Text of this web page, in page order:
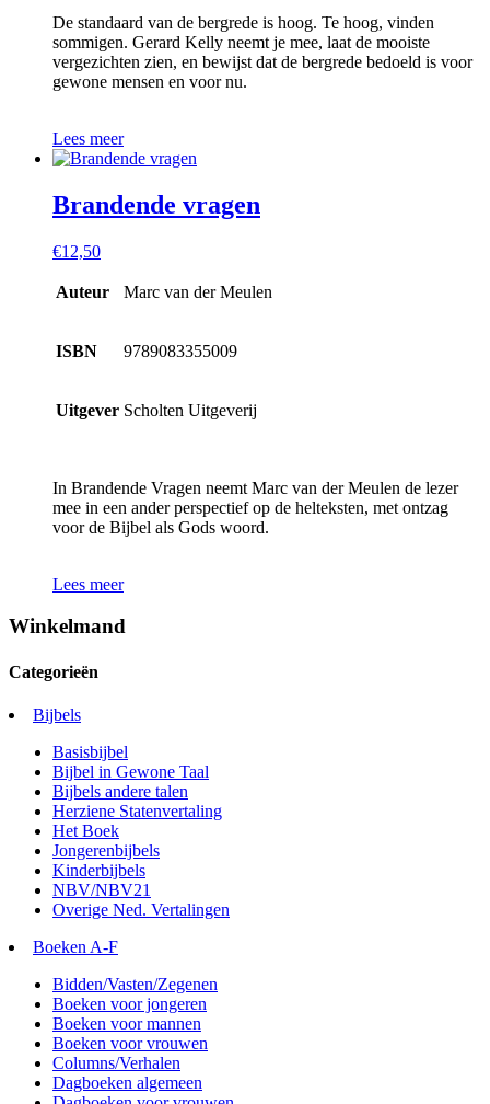
De standaard van de bergrede is hoog. Te hoog, vinden
sommigen. Gerard Kelly neemt je mee, laat de mooiste
vergezichten zien, en bewijst dat de bergrede bedoeld is voor
gewone mensen en voor nu.
Lees meer
Brandende vragen
€12,50
Auteur Marc van der Meulen
ISBN 9789083355009
Uitgever Scholten Uitgeverij
In Brandende Vragen neemt Marc van der Meulen de lezer
mee in een ander perspectief op de helteksten, met ontzag
voor de Bijbel als Gods woord.
Lees meer
Winkelmand
Categorieën
Bijbels
Basisbijbel
Bijbel in Gewone Taal
Bijbels andere talen
Herziene Statenvertaling
Het Boek
Jongerenbijbels
Kinderbijbels
NBV/NBV21
Overige Ned. Vertalingen
Boeken A-F
Bidden/Vasten/Zegenen
Boeken voor jongeren
Boeken voor mannen
Boeken voor vrouwen
Columns/Verhalen
Dagboeken algemeen